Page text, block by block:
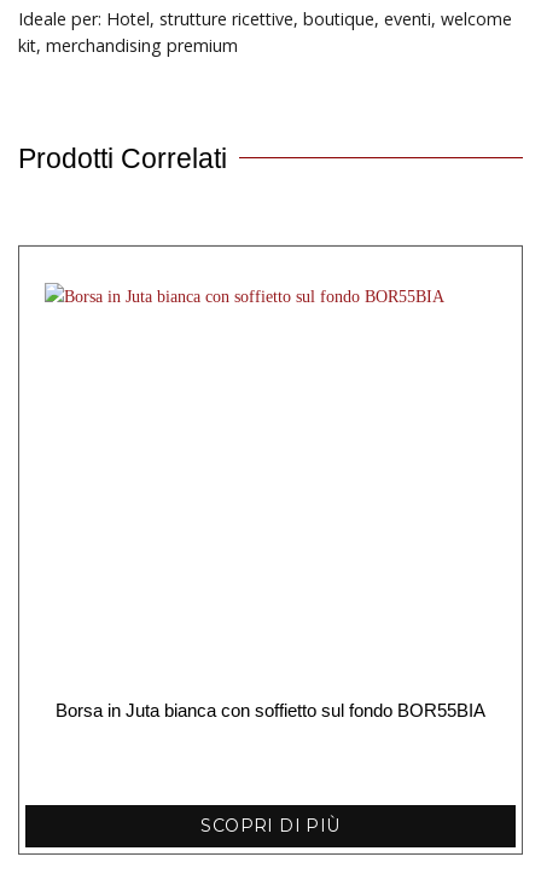
Ideale per: Hotel, strutture ricettive, boutique, eventi, welcome
kit, merchandising premium
Prodotti Correlati
Borsa in Juta bianca con soffietto sul fondo BOR55BIA
SCOPRI DI PIÙ